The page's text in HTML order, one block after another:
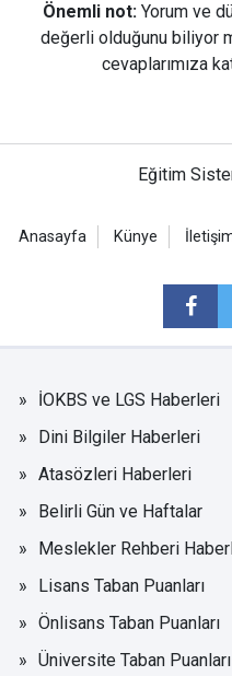
Önemli not: Yorum ve
değerli olduğunu biliyor
cevaplarımıza
Eğitim
Anasayfa Künye
İOKBS ve LGS Haberleri
Dini Bilgiler Haberleri
Atasözleri Haberleri
Belirli Gün ve Haftalar
Meslekler Rehberi
Lisans Taban Puanları
Önlisans Taban Puanları
Üniversite Taban Puanları